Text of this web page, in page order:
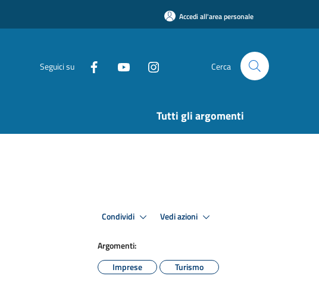
Accedi all'area personale
Seguici su Cerca
Tutti gli argomenti
Condividi Vedi azioni
Argomenti:
Imprese
Turismo